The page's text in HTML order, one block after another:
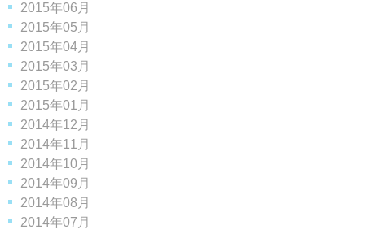
2015年06月
2015年05月
2015年04月
2015年03月
2015年02月
2015年01月
2014年12月
2014年11月
2014年10月
2014年09月
2014年08月
2014年07月